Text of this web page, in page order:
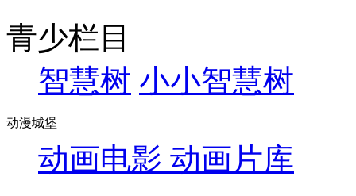
青少栏目
智慧树 小小智慧树
动漫城堡
动画电影 动画片库